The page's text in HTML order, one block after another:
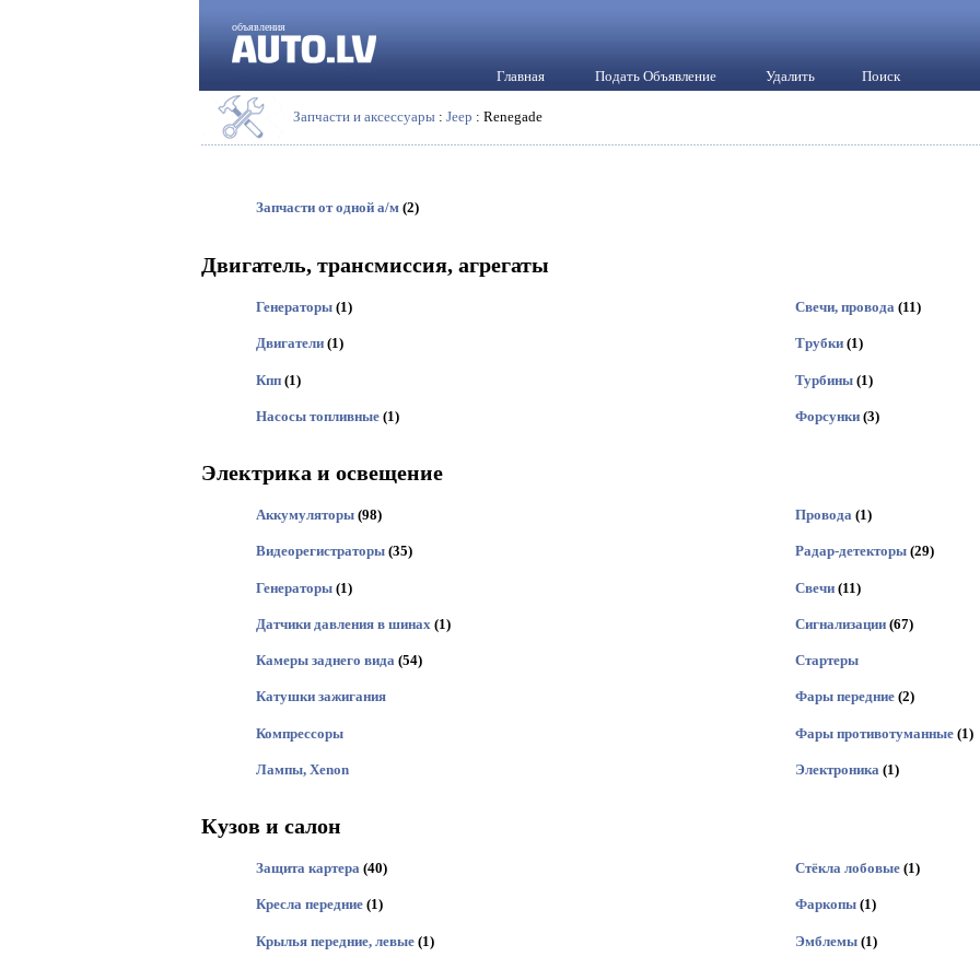
объявления
Главная Подать Объявление Удалить Поиск
Запчасти и аксессуары : Jeep : Renegade
Запчасти от одной а/м (2)
Двигатель, трансмиссия, агрегаты
Генераторы (1)
Двигатели (1)
Кпп (1)
Насосы топливные (1)
Свечи, провода (11)
Трубки (1)
Турбины (1)
Форсунки (3)
Электрика и освещение
Аккумуляторы (98)
Видеорегистраторы (35)
Генераторы (1)
Датчики давления в шинах (1)
Камеры заднего вида (54)
Катушки зажигания
Компрессоры
Лампы, Xenon
Провода (1)
Радар-детекторы (29)
Свечи (11)
Сигнализации (67)
Стартеры
Фары передние (2)
Фары противотуманные (1)
Электроника (1)
Кузов и салон
Защита картера (40)
Кресла передние (1)
Крылья передние, левые (1)
Стёкла лобовые (1)
Фаркопы (1)
Эмблемы (1)